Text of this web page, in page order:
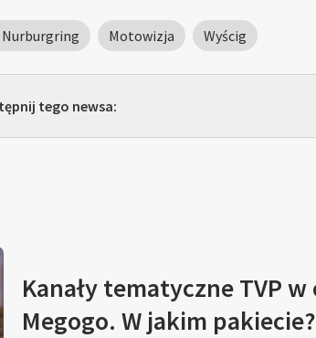
Nurburgring Motowizja Wyścig
tego newsa:
Kanały tematyczne TVP
Megogo. W jakim pakiecie?